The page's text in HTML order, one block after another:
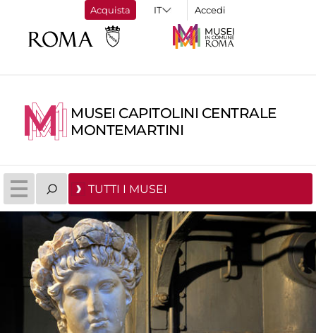
Acquista Accedi
MUSEI CAPITOLINI CENTRALE
MONTEMARTINI
TUTTI I MUSEI